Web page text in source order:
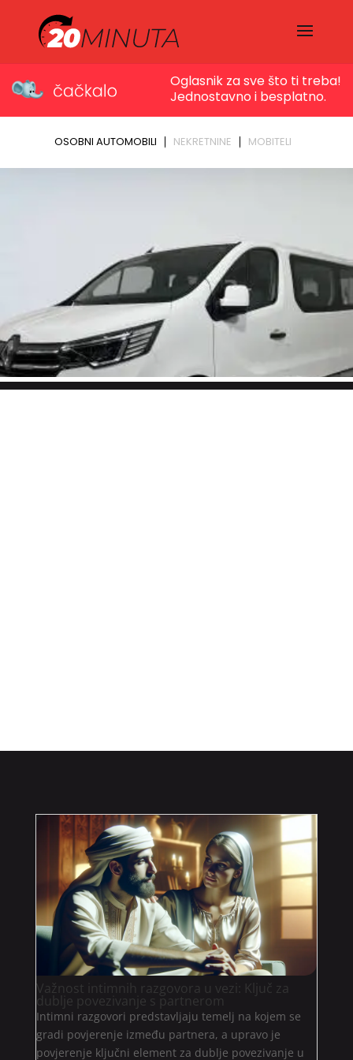
Važnost intimnih razgovora u vezi: Ključ za
dublje povezivanje s partnerom
Intimni razgovori predstavljaju temelj na kojem se
gradi povjerenje između partnera, a upravo je
povjerenje ključni element za dublje povezivanje u